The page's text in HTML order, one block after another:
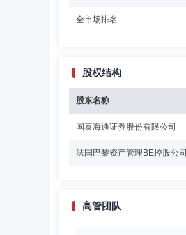
全市场排名
股权结构
股东名称
国泰海通证券股份有限公司
法国巴黎资产管理BE控股公司
高管团队